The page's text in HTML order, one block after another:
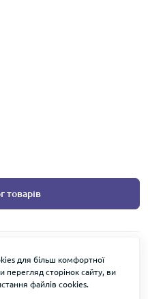
товарів
для більш комфортної
сторінок сайту, ви
файлів cookies.